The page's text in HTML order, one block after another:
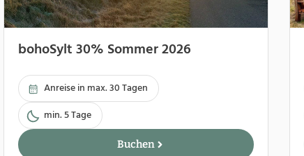
bohoSylt 30% Sommer 2026
Anreise in max. 30 Tagen
min. 5 Tage
Buchen